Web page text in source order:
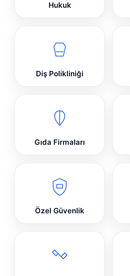
Hukuk
Diş Polikliniği
Gıda Firmaları
Özel Güvenlik